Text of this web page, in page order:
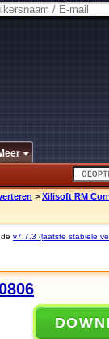
> Xilisoft RM
v7.7.3 (laatste stabiele